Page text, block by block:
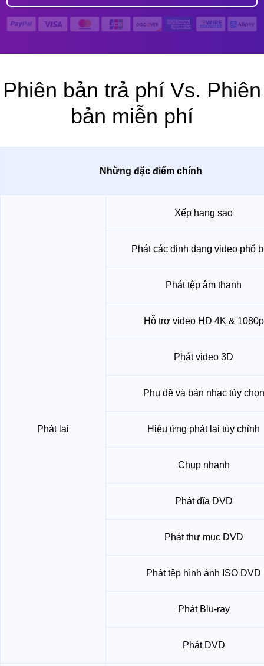
Phiên bản trả phí Vs. Phiên
bản miễn phí
Những đặc điểm chính
Phát lại
Xếp hạng sao
Phát các định dạng video phổ
Phát tệp âm thanh
Hỗ trợ video HD 4K & 1080p
Phát video 3D
Phụ đề và bản nhạc tùy chọn
Hiệu ứng phát lại tùy chỉnh
Chụp nhanh
Phát đĩa DVD
Phát thư mục DVD
Phát tệp hình ảnh ISO DVD
Phát Blu-ray
Phát DVD